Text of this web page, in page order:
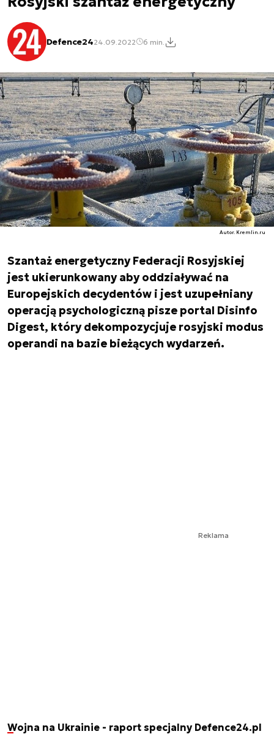
Defence2424.09.2022 6 min.
Autor. Kremlin.ru
Szantaż energetyczny Federacji Rosyjskiej
jest ukierunkowany aby oddziaływać na
Europejskich decydentów i jest uzupełniany
operacją psychologiczną pisze portal Disinfo
Digest, który dekompozycjuje rosyjski modus
operandi na bazie bieżących wydarzeń.
Reklama
Wojna na Ukrainie - raport specjalny Defence24.pl